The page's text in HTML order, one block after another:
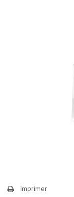
Imprimer